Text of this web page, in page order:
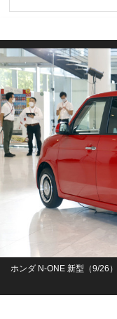
ホンダ N-ONE 新型（9/26）